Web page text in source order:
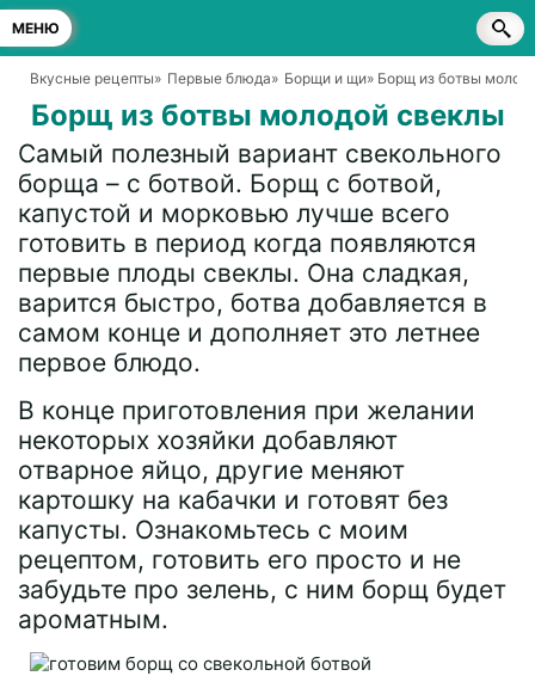
МЕНЮ
Вкусные рецепты» Первые блюда» Борщи и щи» Борщ из ботвы
Борщ из ботвы молодой свеклы
Самый полезный вариант свекольного
борща – с ботвой. Борщ с ботвой,
капустой и морковью лучше всего
готовить в период когда появляются
первые плоды свеклы. Она сладкая,
варится быстро, ботва добавляется в
самом конце и дополняет это летнее
первое блюдо.
В конце приготовления при желании
некоторых хозяйки добавляют
отварное яйцо, другие меняют
картошку на кабачки и готовят без
капусты. Ознакомьтесь с моим
рецептом, готовить его просто и не
забудьте про зелень, с ним борщ будет
ароматным.